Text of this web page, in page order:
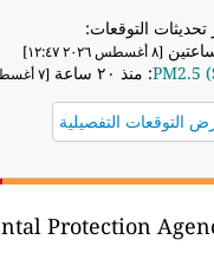
تحديثات التوقعات:
[٨ أغسطس ٢٠٢٦ ١٢:٤٧]
PM2.5: منذ ٢٠ ساعة [٧ أغسطس ٢٠٢٦ ١٨:١٢]
التوقعات التفصيلية
Protection